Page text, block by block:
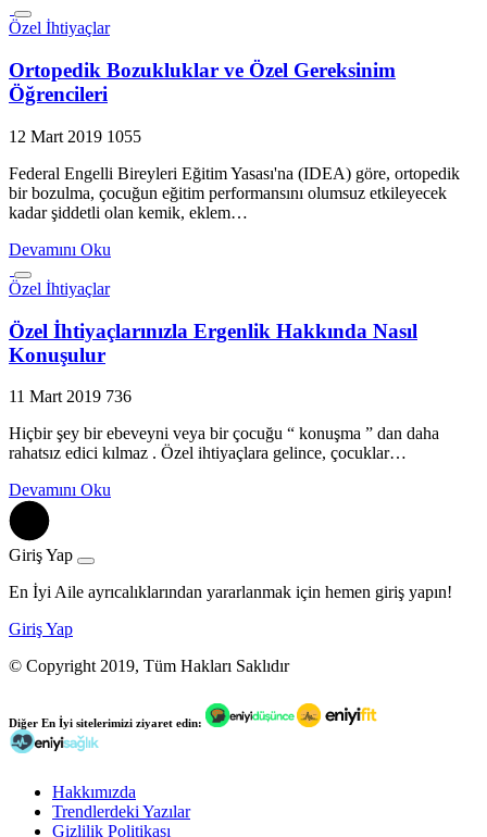
Özel İhtiyaçlar
Ortopedik Bozukluklar ve Özel Gereksinim
Öğrencileri
12 Mart 2019 1055
Federal Engelli Bireyleri Eğitim Yasası'na (IDEA) göre, ortopedik
bir bozulma, çocuğun eğitim performansını olumsuz etkileyecek
kadar şiddetli olan kemik, eklem…
Devamını Oku
Özel İhtiyaçlar
Özel İhtiyaçlarınızla Ergenlik Hakkında Nasıl
Konuşulur
11 Mart 2019 736
Hiçbir şey bir ebeveyni veya bir çocuğu “ konuşma ” dan daha
rahatsız edici kılmaz . Özel ihtiyaçlara gelince, çocuklar…
Devamını Oku
Giriş Yap
En İyi Aile ayrıcalıklarından yararlanmak için hemen giriş yapın!
Giriş Yap
© Copyright 2019, Tüm Hakları Saklıdır
Diğer En İyi sitelerimizi ziyaret edin:
Hakkımızda
Trendlerdeki Yazılar
Gizlilik Politikası